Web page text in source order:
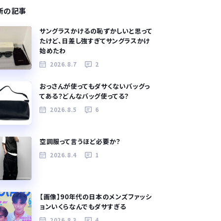
の記事
サングラスかけるの恥ずかしいと思って
たけど、日差し強すぎてサングラスかけ
始めたわ
2026.8.7 2
おっさんが使ってもダサくないバッグっ
てある？どんなバッグ使ってる？
2026.8.5 6
空調服って言うほど必要か？
2026.8.4 1
【画像】90年代の日本のメンズファッシ
ョンいくらなんでもダサすぎる